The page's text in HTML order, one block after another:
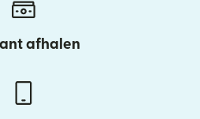
afhalen